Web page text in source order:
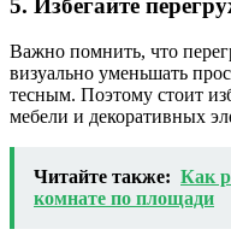
Важно помнить, что
визуально уменьшать
тесным. Поэтому стоит
мебели и декоративных
Читайте также: Как
комнате по площади